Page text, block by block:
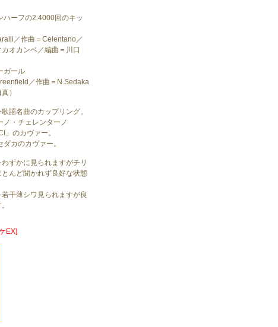
ハーフの2.4000回のキッ
／作曲＝Celentano／
カオカンベ／編曲＝川口
ガール
／作曲＝N.Sedaka
）
謡名曲のカップリング。
ノ・チェレンターノ
」のカヴァー。
ダカのカヴァー。
ずかに見られますがチリ
とんど聞かれず良好な状態
干薄シワ見られますが良
EX]